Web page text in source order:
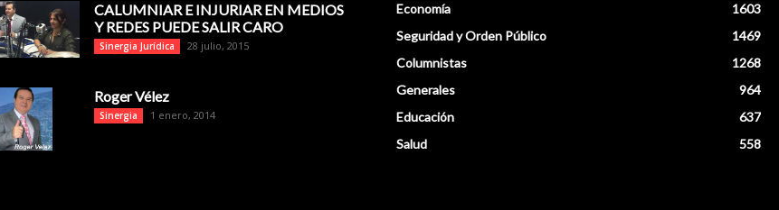
CALUMNIAR E INJURIAR EN MEDIOS
Y REDES PUEDE SALIR CARO
Sinergia Jurídica 28 julio, 2015
Roger Vélez
Sinergia 1 enero, 2014
Economía
1603
Seguridad y Orden Público
1469
Columnistas
1268
Generales
964
Educación
637
Salud
558